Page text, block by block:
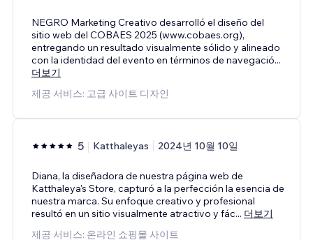
NEGRO Marketing Creativo desarrolló el diseño del
sitio web del COBAES 2025 (www.cobaes.org),
entregando un resultado visualmente sólido y alineado
con la identidad del evento en términos de navegació...
더보기
제공 서비스: 고급 사이트 디자인
5 Katthaleyas 2024년 10월 10일
Diana, la diseñadora de nuestra página web de
Katthaleya's Store, capturó a la perfección la esencia de
nuestra marca. Su enfoque creativo y profesional
resultó en un sitio visualmente atractivo y fác... 더보기
제공 서비스: 온라인 쇼핑몰 사이트